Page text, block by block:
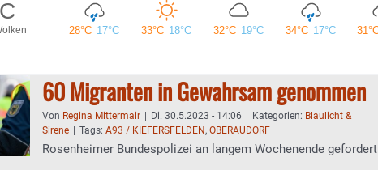
60 Migranten in Gewahrsam genommen
Von Regina Mittermair Di. 30.5.2023 - 14:06 Kategorien: Blaulicht &
Sirene
Tags: A93 / KIEFERSFELDEN, OBERAUDORF
Rosenheimer Bundespolizei an langem Wochenende gefordert